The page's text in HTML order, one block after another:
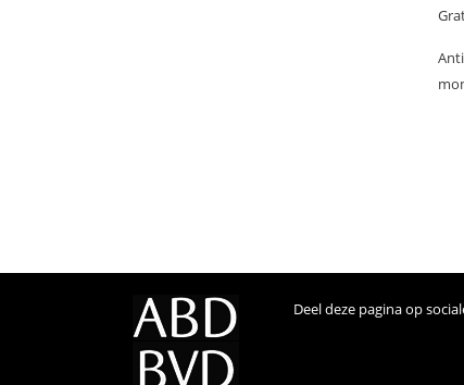
Deel deze pagina op